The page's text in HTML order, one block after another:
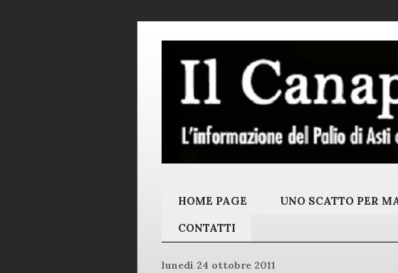
HOME PAGE UNO SCATTO PER
CONTATTI
lunedì 24 ottobre 2011